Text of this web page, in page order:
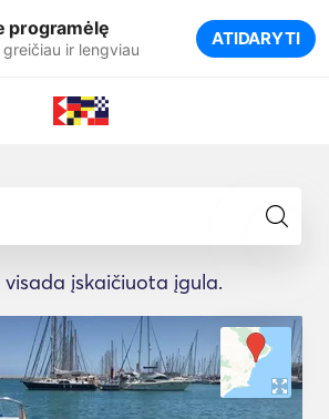
programėlę
ir lengviau ATIDARYTI
visada įskaičiuota įgula.